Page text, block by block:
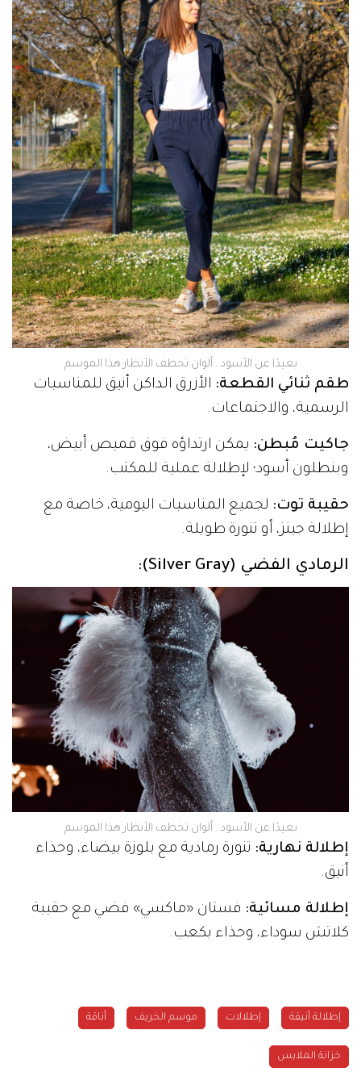
بعيدًا عن الأسود.. ألوان تخطف الأنظار هذا الموسم
طقم ثنائي القطعة: الأزرق الداكن أنيق للمناسبات
الرسمية، والاجتماعات.
جاكيت مُبطن: يمكن ارتداؤه فوق قميص أبيض،
وبنطلون أسود؛ لإطلالة عملية للمكتب.
حقيبة توت: لجميع المناسبات اليومية، خاصة مع
إطلالة جينز، أو تنورة طويلة.
الرمادي الفضي (Silver Gray):
بعيدًا عن الأسود.. ألوان تخطف الأنظار هذا الموسم
إطلالة نهارية: تنورة رمادية مع بلوزة بيضاء، وحذاء
أنيق.
إطلالة مسائية: فستان «ماكسي» فضي مع حقيبة
كلاتش سوداء، وحذاء بكعب.
إطلالة أنيقة إطلالات موسم الخريف أناقة
خزانة الملابس